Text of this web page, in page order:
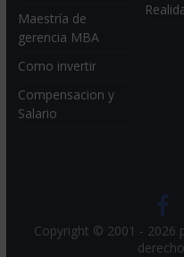
Maestría de
gerencia MBA
Como invertir
Compensacion y
Salario
Copyright © 2001 - 2026